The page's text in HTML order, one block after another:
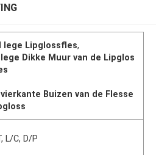
lege Lipglossfles,
lege Dikke Muur van de Lipglos
vierkante Buizen van de Flesse
L/C, D/P